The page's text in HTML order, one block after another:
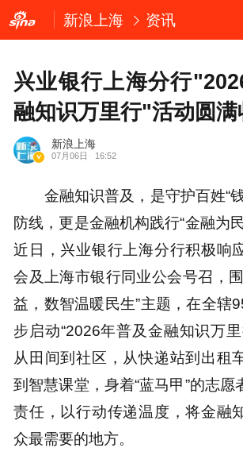
新浪上海 资讯
兴业银行上海分行
融知识万里行"活动圆满
新浪上海
07月06日 16:52
金融知识普及，是守护百姓“
防线，更是金融机构践行“金融为
近日，兴业银行上海分行积极响
会及上海市银行同业公会号召，
益，数智温暖民生”主题，在全辖
步启动“2026年普及金融知识万里
从田间到社区，从快递站到出租
到智慧课堂，身着“蓝马甲”的志愿
责任，以行动传递温度，将金融
众最需要的地方。